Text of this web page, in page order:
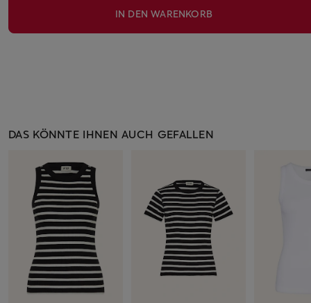
IN DEN WARENKORB
DAS KÖNNTE IHNEN AUCH GEFALLEN